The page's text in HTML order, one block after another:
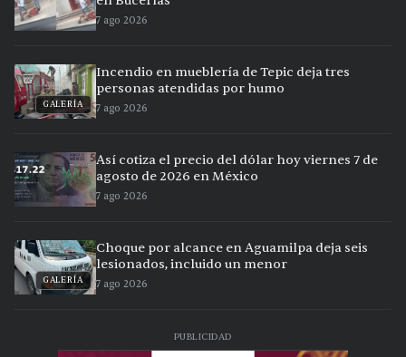
7 ago 2026
GALERÍA
Incendio en mueblería de Tepic deja tres
personas atendidas por humo
7 ago 2026
Así cotiza el precio del dólar hoy viernes 7 de
agosto de 2026 en México
7 ago 2026
GALERÍA
Choque por alcance en Aguamilpa deja seis
lesionados, incluido un menor
7 ago 2026
PUBLICIDAD